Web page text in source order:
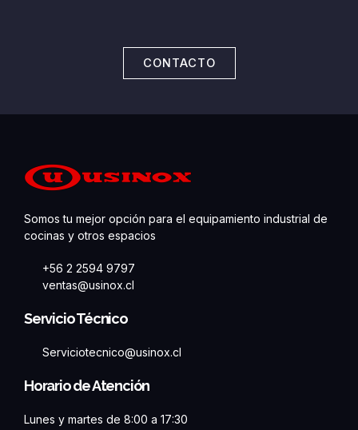
CONTACTO
Somos tu mejor opción para el equipamiento industrial de
cocinas y otros espacios
+56 2 2594 9797
ventas@usinox.cl
Servicio Técnico
Serviciotecnico@usinox.cl
Horario de Atención
Lunes y martes de 8:00 a 17:30